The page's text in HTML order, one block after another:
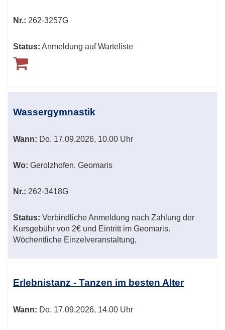
Nr.: 262-3257G
Status: Anmeldung auf Warteliste
Wassergymnastik
Wann: Do. 17.09.2026, 10.00 Uhr
Wo: Gerolzhofen, Geomaris
Nr.: 262-3418G
Status: Verbindliche Anmeldung nach Zahlung der
Kursgebühr von 2€ und Eintritt im Geomaris.
Wöchentliche Einzelveranstaltung,
Erlebnistanz - Tanzen im besten Alter
Wann: Do. 17.09.2026, 14.00 Uhr